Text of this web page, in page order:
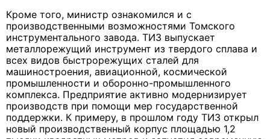
Кроме того, министр ознакомился и с
производственными возможностями Томского
инструментального завода. ТИЗ выпускает
металлорежущий инструмент из твердого сплава и
всех видов быстрорежущих сталей для
машиностроения, авиационной, космической
промышленности и оборонно-промышленного
комплекса. Предприятие активно модернизирует
производств при помощи мер государственной
поддержки. К примеру, в прошлом году ТИЗ открыл
новый производственный корпус площадью 1,2